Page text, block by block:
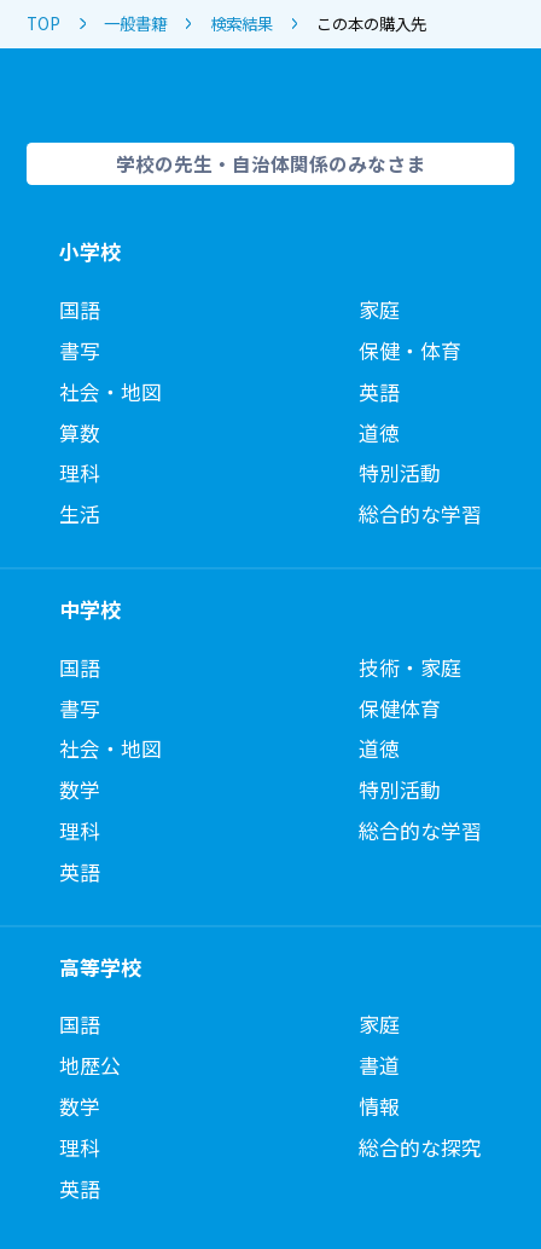
TOP 一般書籍 検索結果 この本の購入先
学校の先生・自治体関係のみなさま
小学校
国語
書写
社会・地図
算数
理科
生活
家庭
保健・体育
英語
道徳
特別活動
総合的な学習
中学校
国語
書写
社会・地図
数学
理科
英語
技術・家庭
保健体育
道徳
特別活動
総合的な学習
高等学校
国語
地歴公
数学
理科
英語
家庭
書道
情報
総合的な探究